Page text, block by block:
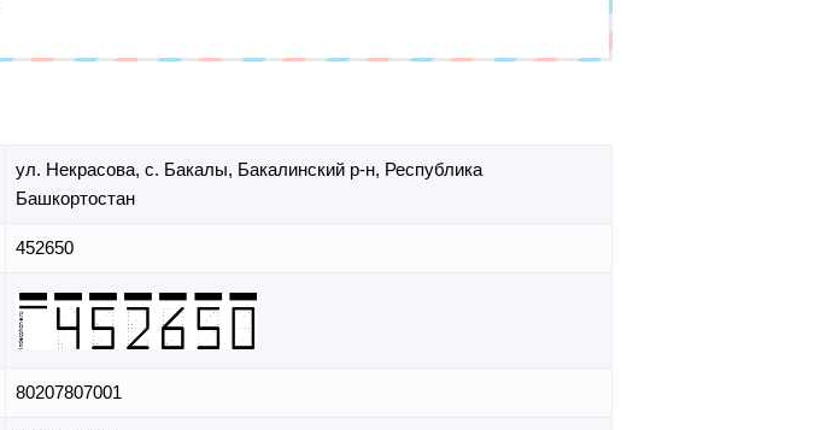
ул. Некрасова, с. Бакалы, Бакалинский р-н, Республика
Башкортостан
452650
80207807001